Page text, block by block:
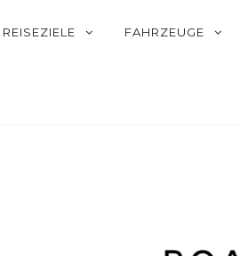
REISEZIELE FAHRZEUGE